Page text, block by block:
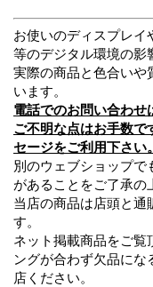
お使いのディスプレイ
等のデジタル環境の影
実際の商品と色合いや
います。
電話でのお問い合わせ
ご不明な点はお手数で
セージをご利用下さい。
別のウェブショップで
があることをご了承の
当店の商品は店頭と通
す。
ネット掲載商品をご覧
ングが合わず欠品に
店ください。